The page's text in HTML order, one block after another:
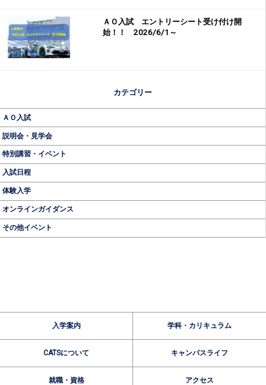
ＡＯ入試 エントリーシート受け付け開
始！！ 2026/6/1～
カテゴリー
ＡＯ入試
説明会・見学会
特別講習・イベント
入試日程
体験入学
オンラインガイダンス
その他イベント
入学案内 学科・カリキュラム
CATSについて キャンパスライフ
就職・資格 アクセス